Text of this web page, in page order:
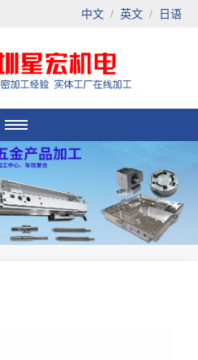
中文 / 英文 / 日语